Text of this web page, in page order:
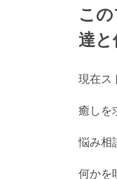
こ
達
現在ス
癒しを
悩み相
何かを